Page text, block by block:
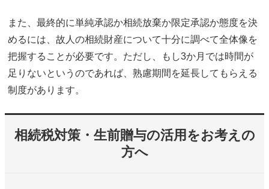
また、最終的に単純承認か相続放棄か限定承認か態度を決
めるには、故人の相続財産について十分に調べて全体像を
把握することが必要です。ただし、もし3か月では時間が
足りないというのであれば、熟慮期間を延長してもらえる
制度があります。
相続税対策・生前贈与の活用をお考えの
方へ